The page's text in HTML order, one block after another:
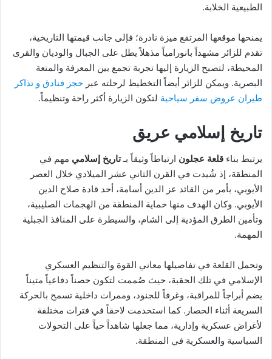
الطبيعية الخلابة.
يمنحها موقعها المرتفع ميزة نادرة؛ فإلى جانب قيمتها التاريخية،
تقدم للزائر مشهداً بانورامياً مذهلاً يطل على الجبال والوديان والقرى
المحيطة، لتصبح الزيارة إليها تجربة تجمع بين المعرفة والمتعة
البصرية. ويمكن للزائر أيضاً التخطيط لرحلته عبر حجز فنادق و تذاكر
طيران عروض سفر سياحية لتكون الزيارة أكثر راحة وتنظيماً.
تاريخ إسلامي عريق
يرتبط بناء قلعة عجلون ارتباطاً وثيقاً بـتاريخ إسلامي مهم في
المنطقة، إذ شُيدت في القرن الثاني عشر الميلادي خلال العصر
الأيوبي، بأمر من القائد عز الدين أسامة، أحد قادة صلاح الدين
الأيوبي. وكان الهدف منها حماية المنطقة من الهجمات الصليبية،
وتأمين الطرق المؤدية إلى الشام، والسيطرة على المنافذ الجبلية
المهمة.
وتحمل القلعة في تفاصيلها معاني القوة والتنظيم العسكري
الإسلامي في تلك الحقبة، حيث صُممت لتكون حصناً دفاعياً متيناً
يضم أبراجاً للمراقبة، وغرفاً للجنود، وممرات داخلية تسمح بالحركة
السريعة أثناء الحصار. كما استخدمت لاحقاً في فترات مختلفة
لأغراض عسكرية وإدارية، مما جعلها شاهداً حياً على التحولات
السياسية والعسكرية في المنطقة.